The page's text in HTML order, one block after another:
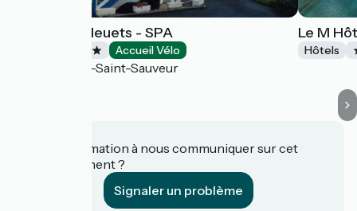
Motel Les Bleuets - SPA
Accueil Vélo
La Rivière-Saint-Sauveur
Le M
Hôtels
Une information à nous communiquer sur cet
établissement ?
Signaler un problème